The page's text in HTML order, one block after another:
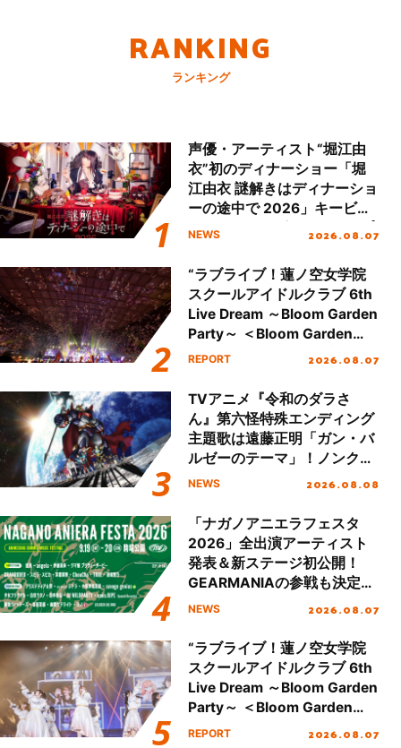
RANKING
ランキング
声優・アーティスト“堀江由
衣”初のディナーショー「堀
江由衣 謎解きはディナーショ
ーの途中で 2026」キービジ
ュアル＆グッズラインナップ
NEWS 2026.08.07
“ラブライブ！蓮ノ空女学院
スクールアイドルクラブ 6th
Live Dream ～Bloom Garden
Party～ ＜Bloom Garden
Party Stage／埼玉公演＞”
REPORT 2026.08.07
TVアニメ『令和のダラさ
ん』第六怪特殊エンディング
主題歌は遠藤正明「ガン・バ
ルゼーのテーマ」！ノンクレ
ジットエンディング映像も公
NEWS 2026.08.08
「ナガノアニエラフェスタ
2026」全出演アーティスト
発表＆新ステージ初公開！
GEARMANIAの参戦も決定
し、初となる第3ステージの
NEWS 2026.08.07
“ラブライブ！蓮ノ空女学院
スクールアイドルクラブ 6th
Live Dream ～Bloom Garden
Party～ ＜Bloom Garden
Party Stage／埼玉公演＞”
REPORT 2026.08.07